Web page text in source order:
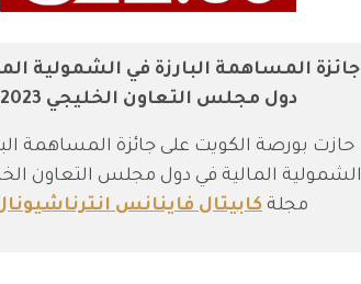
جائزة المساهمة البارزة في الشمولية
دول مجلس التعاون الخليجي 2023
حازت بورصة الكويت على جائزة المساهمة
الشمولية المالية في دول مجلس التعاون
مجلة كابيتال فاينانس